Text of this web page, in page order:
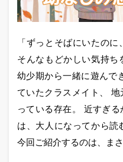
「ずっとそばにいたの
そんなもどかしい気持ち
幼少期から一緒に遊んで
ていたクラスメイト、
っている存在。 近すぎ
は、大人になってから読
今回ご紹介するのは、ま